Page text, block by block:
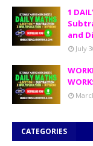
1
and
July
CATEGORIES